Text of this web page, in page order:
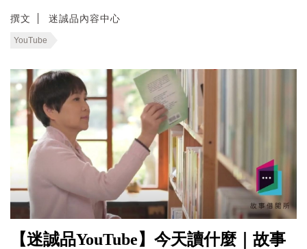
撰文 迷誠品內容中心
YouTube
【迷誠品YouTube】今天讀什麼｜故事